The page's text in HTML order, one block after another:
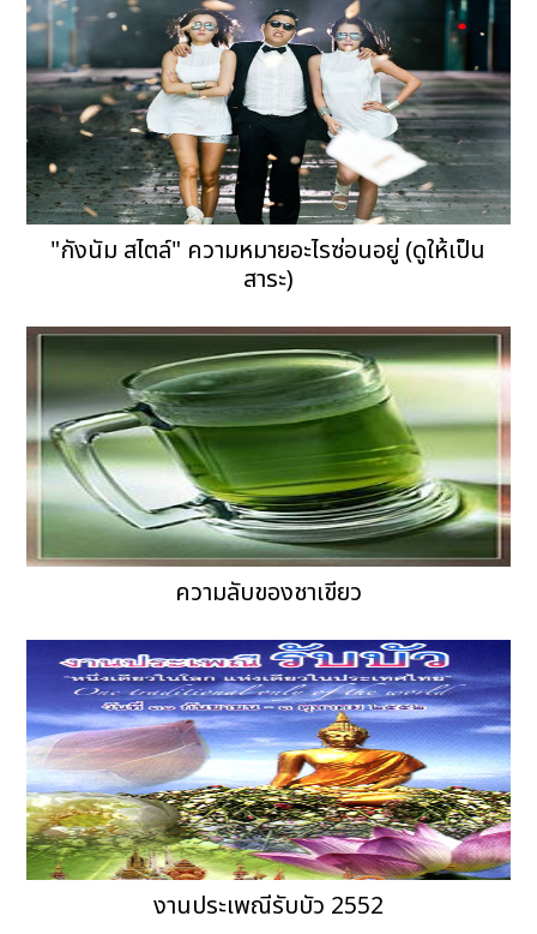
"กังนัม สไตล์" ความหมายอะไรซ่อนอยู่ (ดูให้เป็น
สาระ)
ความลับของชาเขียว
งานประเพณีรับบัว 2552